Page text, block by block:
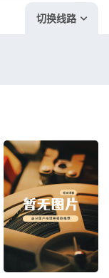
切换线路